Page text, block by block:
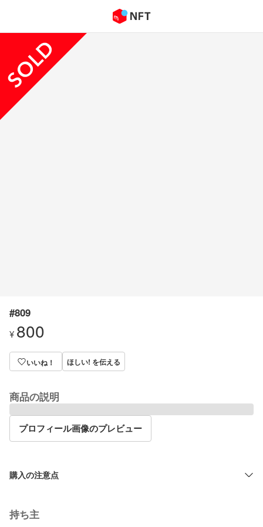
#809
¥ 800
いいね！ ほしい! を伝える
商品の説明
プロフィール画像のプレビュー
購入の注意点
持ち主